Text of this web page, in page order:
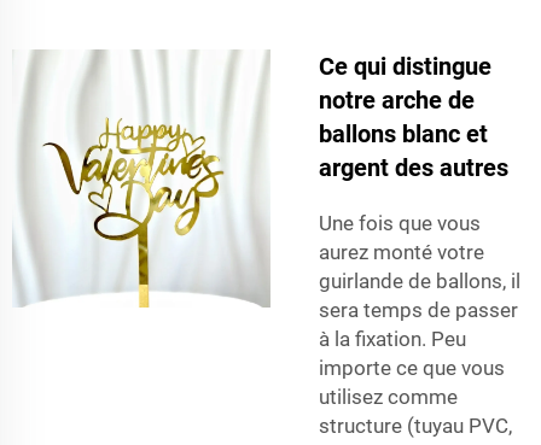
Ce qui distingue
notre arche de
ballons blanc et
argent des autres
Une fois que vous
aurez monté votre
guirlande de ballons, il
sera temps de passer
à la fixation. Peu
importe ce que vous
utilisez comme
structure (tuyau PVC,